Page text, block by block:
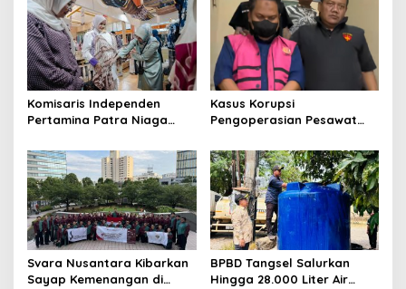
Komisaris Independen
Pertamina Patra Niaga
Mitra Binaan dengan
Sentuhan Kemanusiaan dan
Keberlanjutan
Kasus Korupsi
Pengoperasian Pesawat
Development Ditetapkan
Tersangka
Svara Nusantara Kibarkan
Sayap Kemenangan di
BPBD Tangsel Salurkan
Hingga 28.000 Liter Air